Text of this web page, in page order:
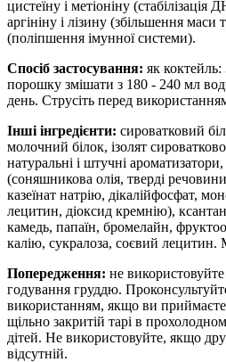
цистеїну і метіоніну (стабілізація
аргініну і лізину (збільшення маси
(поліпшення імунної системи).
Спосіб застосування: як
порошку змішати з 180 - 240 мл
день. Струсіть перед
Інші інгредієнти: сироватковий
молочний білок, ізолят
натуральні і штучні
(соняшникова олія, тверді
казеїнат натрію, дікалійфосфат,
лецитин, діоксид кремнію),
камедь, папаїн, бромелайн,
калію, сукралоза, соєвий лецитин.
Попередження: не використовуйте
годування груддю.
використанням, якщо ви приймаєте
щільно закритій тарі в
дітей. Не використовуйте, якщо
відсутній.